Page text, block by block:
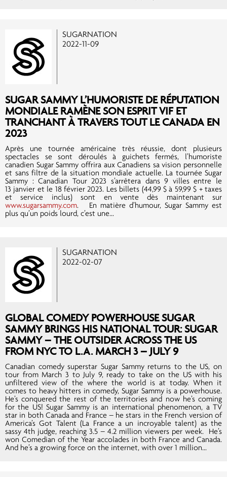
SUGARNATION
2022-11-09
SUGAR SAMMY L’HUMORISTE DE RÉPUTATION
MONDIALE RAMÈNE SON ESPRIT VIF ET
TRANCHANT À TRAVERS TOUT LE CANADA EN
2023
Après une tournée américaine très réussie, dont plusieurs
spectacles se sont déroulés à guichets fermés, l’humoriste
canadien Sugar Sammy offrira aux Canadiens sa vision personnelle
et sans filtre de la situation mondiale actuelle. La tournée Sugar
Sammy : Canadian Tour 2023 s’arrêtera dans 9 villes entre le
13 janvier et le 18 février 2023. Les billets (44,99 $ à 59,99 $ + taxes
et service inclus) sont en vente dès maintenant sur
www.sugarsammy.com. En matière d’humour, Sugar Sammy est
plus qu’un poids lourd, c’est une...
SUGARNATION
2022-02-07
GLOBAL COMEDY POWERHOUSE SUGAR
SAMMY BRINGS HIS NATIONAL TOUR: SUGAR
SAMMY – THE OUTSIDER ACROSS THE US
FROM NYC TO L.A. MARCH 3 – JULY 9
Canadian comedy superstar Sugar Sammy returns to the US, on
tour from March 3 to July 9, ready to take on the US with his
unfiltered view of the where the world is at today. When it
comes to heavy hitters in comedy, Sugar Sammy is a powerhouse.
He’s conquered the rest of the territories and now he’s coming
for the US! Sugar Sammy is an international phenomenon, a TV
star in both Canada and France – he stars in the French version of
America’s Got Talent (La France a un incroyable talent) as the
sassy 4th judge, reaching 3.5 – 4.2 million viewers per week. He’s
won Comedian of the Year accolades in both France and Canada.
And he’s a growing force on the internet, with over 1 million...